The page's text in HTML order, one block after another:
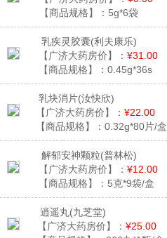
【商品规格】： 5g*6袋
乳疾灵胶囊(利夫康乐)
【广济大药房价】： ¥31.00
【商品规格】： 0.45g*36s
乳块消片(汝快欣)
【广济大药房价】： ¥22.00
【商品规格】： 0.32g*80片/盒
解郁安神颗粒(普林松)
【广济大药房价】： ¥12.00
【商品规格】： 5克*9袋/盒
逍遥丸(九芝堂)
【广济大药房价】： ¥25.00